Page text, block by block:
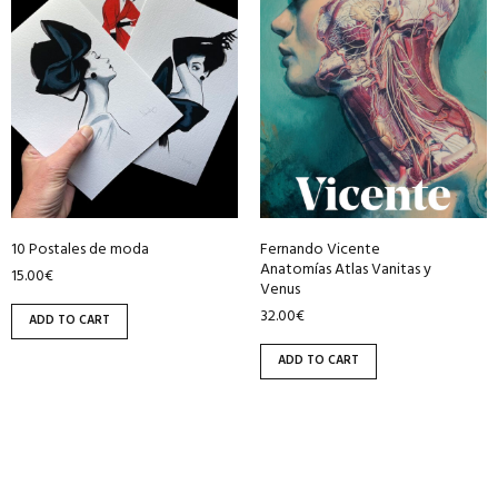
10 Postales de moda
15.00€
ADD TO CART
Fernando Vicente
Anatomías Atlas Vanitas y
Venus
32.00€
ADD TO CART